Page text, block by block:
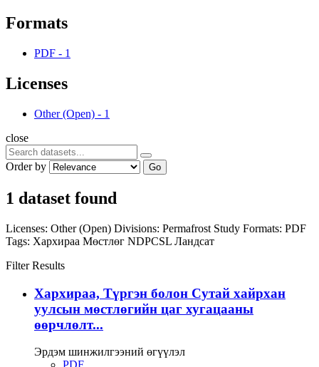
Formats
PDF - 1
Licenses
Other (Open) - 1
close
Order by Go
1 dataset found
Licenses: Other (Open) Divisions: Permafrost Study Formats: PDF
Tags: Хархираа Мөстлөг NDPCSL Ландсат
Filter Results
Хархираа, Түргэн болон Сутай хайрхан
уулсын мөстлөгийн цаг хугацааны
өөрчлөлт...
Эрдэм шинжилгээний өгүүлэл